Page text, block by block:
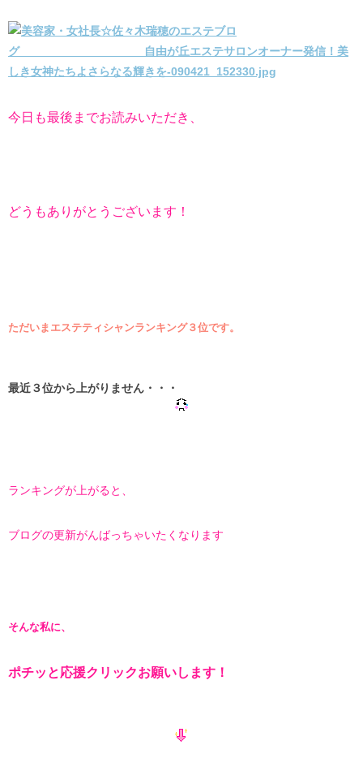
今日も最後までお読みいただき、
どうもありがとうございます！
ただいまエステティシャンランキング３位です。
最近３位から上がりません・・・
ランキングが上がると、
ブログの更新がんばっちゃいたくなります
そんな私に、
ポチッと応援クリックお願いします！